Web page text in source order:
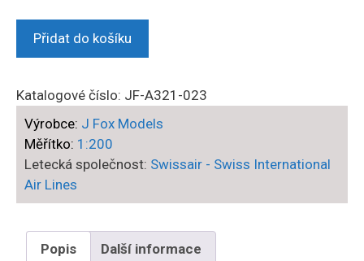
Fox
-
Airbus
A321neo
‚HB-
JPA‘
Swiss
Přidat do košíku
Katalogové číslo: JF-A321-023
Výrobce: J Fox Models
Měřítko: 1:200
Letecká společnost: Swissair - Swiss International
Air Lines
Popis Další informace